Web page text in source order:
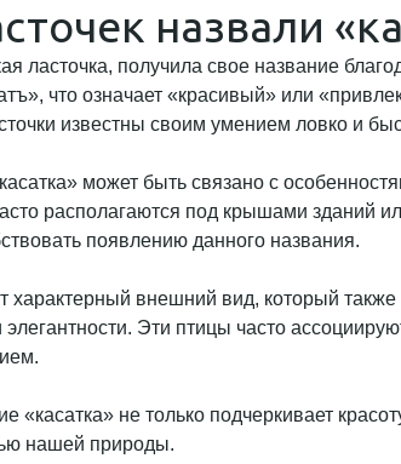
назвали
ласточка, получила свое название
что означает «красивый» или
известны своим умением ловко и
может быть связано с
располагаются под крышами зданий
появлению данного названия.
характерный внешний вид, который
элегантности. Эти птицы часто
«касатка» не только подчеркивает
нашей природы.